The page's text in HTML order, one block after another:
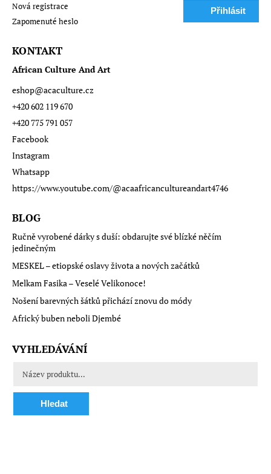
Přihlásit
Nová registrace
Zapomenuté heslo
KONTAKT
African Culture And Art
eshop@acaculture.cz
+420 602 119 670
+420 775 791 057
Facebook
Instagram
Whatsapp
https://www.youtube.com/@acaafricancultureandart4746
BLOG
Ručně vyrobené dárky s duší: obdarujte své blízké něčím
jedinečným
MESKEL – etiopské oslavy života a nových začátků
Melkam Fasika – Veselé Velikonoce!
Nošení barevných šátků přichází znovu do módy
Africký buben neboli Djembé
VYHLEDÁVÁNÍ
Hledat